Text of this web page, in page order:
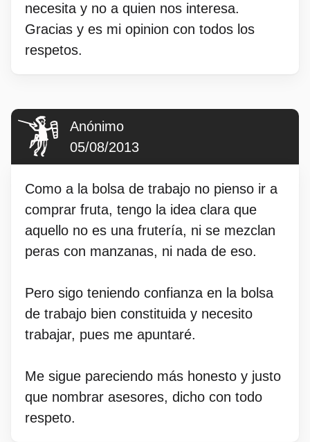
necesita y no a quien nos interesa.
Gracias y es mi opinion con todos los
respetos.
Anónimo
05/08/2013
Como a la bolsa de trabajo no pienso ir a
comprar fruta, tengo la idea clara que
aquello no es una frutería, ni se mezclan
peras con manzanas, ni nada de eso.
Pero sigo teniendo confianza en la bolsa
de trabajo bien constituida y necesito
trabajar, pues me apuntaré.
Me sigue pareciendo más honesto y justo
que nombrar asesores, dicho con todo
respeto.